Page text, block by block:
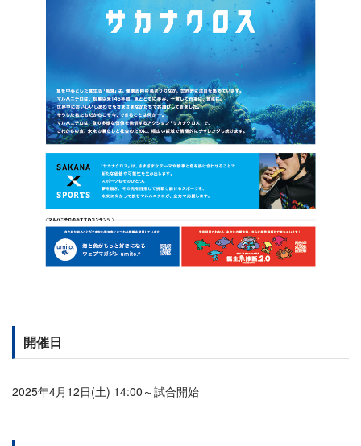
開催日
2025年4月12日(土) 14:00～試合開始